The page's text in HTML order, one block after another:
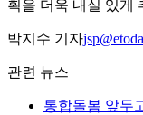
획을 더욱 내실 있게
박지수 기자
관련 뉴스
통합돌봄 앞두